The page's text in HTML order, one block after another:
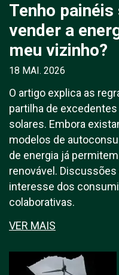
Tenho
vender a
meu vizinho?
18 MAI. 2026
O artigo explica as
partilha de
solares. Embora
modelos de
de energia já
renovável.
interesse dos
colaborativas.
VER MAIS